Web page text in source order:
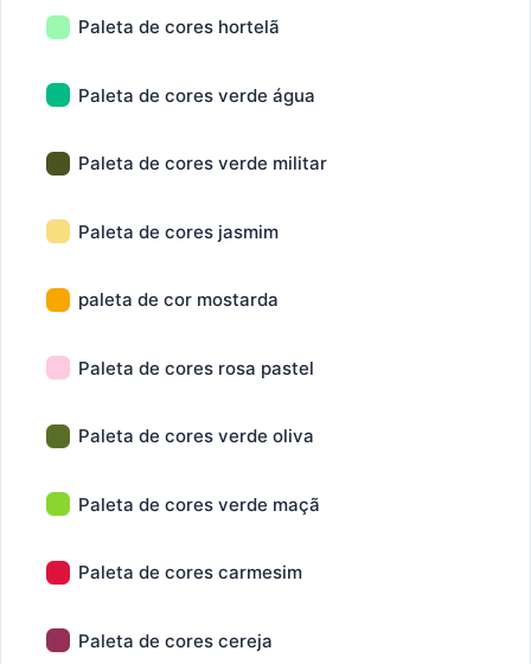
Paleta de cores hortelã
Paleta de cores verde água
Paleta de cores verde militar
Paleta de cores jasmim
paleta de cor mostarda
Paleta de cores rosa pastel
Paleta de cores verde oliva
Paleta de cores verde maçã
Paleta de cores carmesim
Paleta de cores cereja